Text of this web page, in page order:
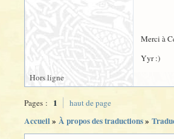
Merci à
Yyr :)
Hors ligne
Pages : 1 haut de page
Accueil» À propos des traductions»